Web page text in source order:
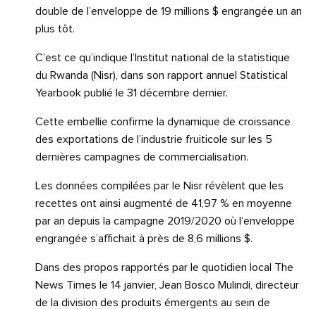
double de l’enveloppe de 19 millions $ engrangée un an
plus tôt.
C’est ce qu’indique l’Institut national de la statistique
du Rwanda (Nisr), dans son rapport annuel Statistical
Yearbook publié le 31 décembre dernier.
Cette embellie confirme la dynamique de croissance
des exportations de l’industrie fruiticole sur les 5
dernières campagnes de commercialisation.
Les données compilées par le Nisr révèlent que les
recettes ont ainsi augmenté de 41,97 % en moyenne
par an depuis la campagne 2019/2020 où l’enveloppe
engrangée s’affichait à près de 8,6 millions $.
Dans des propos rapportés par le quotidien local The
News Times le 14 janvier, Jean Bosco Mulindi, directeur
de la division des produits émergents au sein de